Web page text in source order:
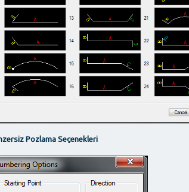
Pozlama Seçenekleri